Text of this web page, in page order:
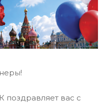
вас с